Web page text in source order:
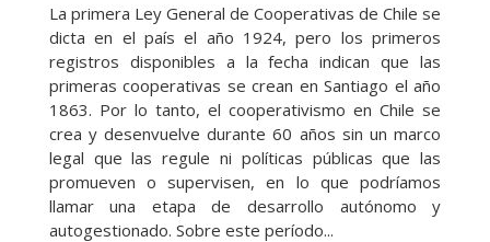
La primera Ley General de Cooperativas de Chile se
dicta en el país el año 1924, pero los primeros
registros disponibles a la fecha indican que las
primeras cooperativas se crean en Santiago el año
1863. Por lo tanto, el cooperativismo en Chile se
crea y desenvuelve durante 60 años sin un marco
legal que las regule ni políticas públicas que las
promueven o supervisen, en lo que podríamos
llamar una etapa de desarrollo autónomo y
autogestionado. Sobre este período...